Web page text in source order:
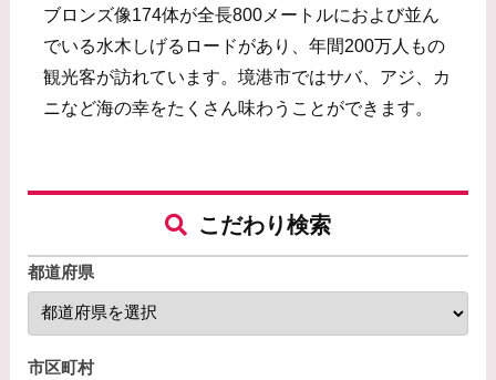
ブロンズ像174体が全長800メートルにおよび並ん
でいる水木しげるロードがあり、年間200万人もの
観光客が訪れています。境港市ではサバ、アジ、カ
ニなど海の幸をたくさん味わうことができます。
こだわり検索
都道府県
市区町村